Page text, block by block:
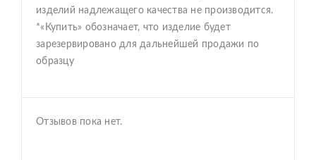
изделий надлежащего качества не производится.
*«Купить» обозначает, что изделие будет
зарезервировано для дальнейшей продажи по
образцу
Отзывов пока нет.